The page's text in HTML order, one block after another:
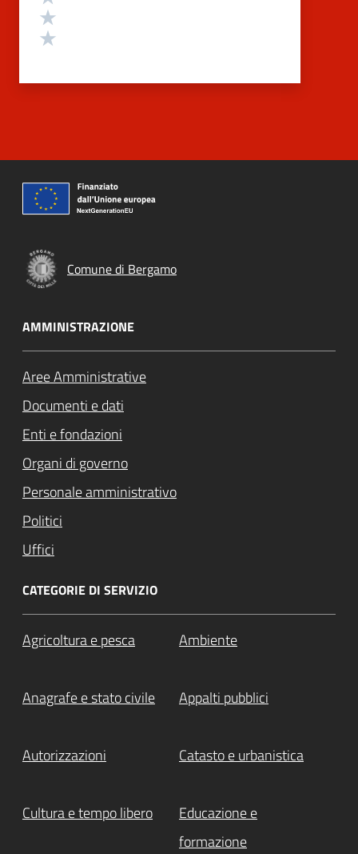
Comune di Bergamo
AMMINISTRAZIONE
Aree Amministrative
Documenti e dati
Enti e fondazioni
Organi di governo
Personale amministrativo
Politici
Uffici
CATEGORIE DI SERVIZIO
Agricoltura e pesca Ambiente
Anagrafe e stato civile Appalti pubblici
Autorizzazioni Catasto e urbanistica
Cultura e tempo libero
Educazione e
formazione